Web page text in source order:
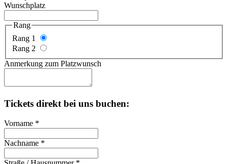
Wunschplatz
Rang
Rang 1
Rang 2
Anmerkung zum Platzwunsch
Tickets direkt bei uns buchen:
Vorname *
Nachname *